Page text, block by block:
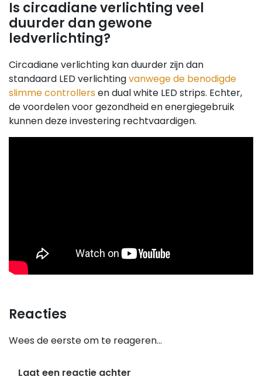
Is circadiane verlichting veel
duurder dan gewone
ledverlichting?
Circadiane verlichting kan duurder zijn dan
standaard LED verlichtingvanwege de benodigde
slimme controllersen dual white LED strips. Echter,
de voordelen voor gezondheid en energiegebruik
kunnen deze investering rechtvaardigen.
Reacties
Wees de eerste om te reageren...
Laat een reactie achter